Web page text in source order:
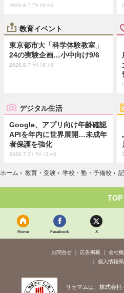
2026.8.7 Fri 19:45
教育イベント
東京都市大「科学体験教室」
24の実験企画…小中向け9/6
2026.8.7 Fri 18:15
デジタル生活
Google、アプリ向け年齢確認
APIを年内に世界展開…未成年
者保護を強化
2026.7.31 Fri 13:45
ホーム › 教育・受験 › 学校・塾・予備校 ›
TOP
Home Facebook X
お問合せ 広告掲載 会社
個人情報
リセマムは、株式会